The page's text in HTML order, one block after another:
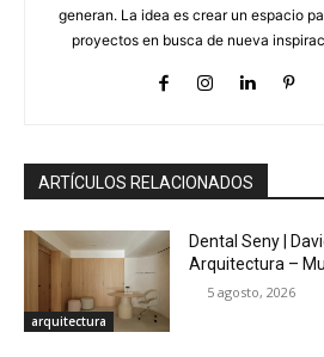
generan. La idea es crear un espacio
proyectos en busca de nueva
ARTÍCULOS RELACIONADOS
arquitectura
Dental Seny |
Arquitectura –
5 agosto, 2026